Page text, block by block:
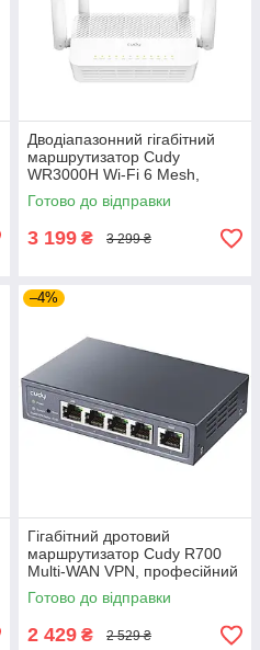
Дводіапазонний гігабітний
маршрутизатор Cudy
WR3000H Wi-Fi 6 Mesh,
швидкісний бездротовий
роутер з портом 2.5G
Готово до відправки
3 199 ₴ 3 299 ₴
–4%
Гігабітний дротовий
маршрутизатор Cudy R700
Multi-WAN VPN, професійний
VPN-роутер для бізнесу
Готово до відправки
2 429 ₴ 2 529 ₴